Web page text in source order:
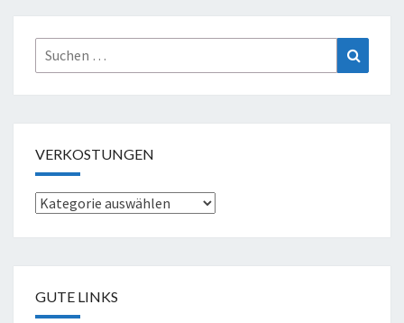
Suche
nach:
VERKOSTUNGEN
Verkostungen
GUTE LINKS